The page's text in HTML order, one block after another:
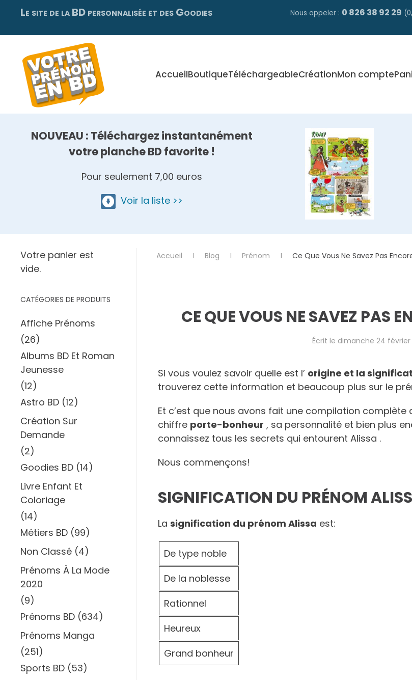
Skip
main
content
Le site de la BD personnalisée et des Goodies Nous appeler : 0 826 38 92 29
AccueilBoutiqueTéléchargeableCréationMon compte
NOUVEAU : Téléchargez instantanément
votre planche BD favorite !
Pour seulement 7,00 euros
Voir la liste >>
Accueil Blog Prénom Ce Que Vous Ne Savez Pas
CE QUE VOUS NE SAVEZ PAS
Écrit le dimanche 24 février
Si vous voulez savoir quelle est l’ origine et la
trouverez cette information et beaucoup plus sur le
Et c’est que nous avons fait une compilation
chiffre porte-bonheur , sa personnalité et bien plus
connaissez tous les secrets qui entourent Alissa .
Nous commençons!
SIGNIFICATION DU PRÉNOM
Lasignification du prénom Alissa est:
De type noble
De la noblesse
Rationnel
Heureux
Grand bonheur
Votre panier est
vide.
CATÉGORIES DE PRODUITS
Affiche Prénoms
(26)
Albums BD Et Roman
Jeunesse
(12)
Astro BD (12)
Création Sur
Demande
(2)
Goodies BD (14)
Livre Enfant Et
Coloriage
(14)
Métiers BD (99)
Non Classé (4)
Prénoms À La Mode
2020
(9)
Prénoms BD (634)
Prénoms Manga
(251)
Sports BD (53)